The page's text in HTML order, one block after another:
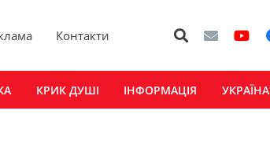
Контакти
КРИК ДУШІ ІНФОРМАЦІЯ УКРАЇНА